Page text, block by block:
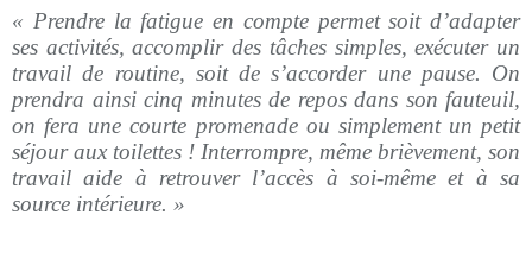
« Prendre la fatigue en compte permet soit d’adapter
ses activités, accomplir des tâches simples, exécuter un
travail de routine, soit de s’accorder une pause. On
prendra ainsi cinq minutes de repos dans son fauteuil,
on fera une courte promenade ou simplement un petit
séjour aux toilettes ! Interrompre, même brièvement, son
travail aide à retrouver l’accès à soi-même et à sa
source intérieure. »